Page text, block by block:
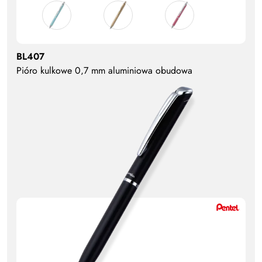
BL407
Pióro kulkowe 0,7 mm aluminiowa obudowa